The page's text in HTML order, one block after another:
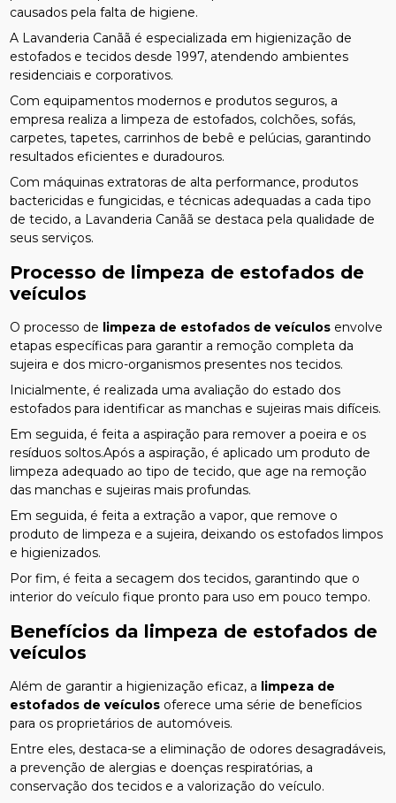
causados pela falta de higiene.
A Lavanderia Canãã é especializada em higienização de
estofados e tecidos desde 1997, atendendo ambientes
residenciais e corporativos.
Com equipamentos modernos e produtos seguros, a
empresa realiza a limpeza de estofados, colchões, sofás,
carpetes, tapetes, carrinhos de bebê e pelúcias, garantindo
resultados eficientes e duradouros.
Com máquinas extratoras de alta performance, produtos
bactericidas e fungicidas, e técnicas adequadas a cada tipo
de tecido, a Lavanderia Canãã se destaca pela qualidade de
seus serviços.
Processo de limpeza de estofados de
veículos
O processo de limpeza de estofados de veículos envolve
etapas específicas para garantir a remoção completa da
sujeira e dos micro-organismos presentes nos tecidos.
Inicialmente, é realizada uma avaliação do estado dos
estofados para identificar as manchas e sujeiras mais difíceis.
Em seguida, é feita a aspiração para remover a poeira e os
resíduos soltos.Após a aspiração, é aplicado um produto de
limpeza adequado ao tipo de tecido, que age na remoção
das manchas e sujeiras mais profundas.
Em seguida, é feita a extração a vapor, que remove o
produto de limpeza e a sujeira, deixando os estofados limpos
e higienizados.
Por fim, é feita a secagem dos tecidos, garantindo que o
interior do veículo fique pronto para uso em pouco tempo.
Benefícios da limpeza de estofados de
veículos
Além de garantir a higienização eficaz, a limpeza de
estofados de veículos oferece uma série de benefícios
para os proprietários de automóveis.
Entre eles, destaca-se a eliminação de odores desagradáveis,
a prevenção de alergias e doenças respiratórias, a
conservação dos tecidos e a valorização do veículo.